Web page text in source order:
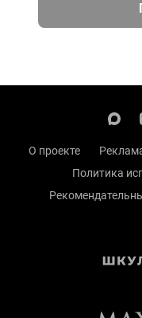
О проекте
Политика